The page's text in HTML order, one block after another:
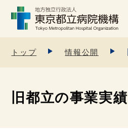
トップ 情報公開
旧都立の事業実績